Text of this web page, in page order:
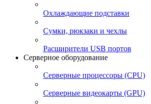
Охлаждающие подставки
Сумки, рюкзаки и чехлы
Расширители USB портов
Серверное оборудование
Серверные процессоры (CPU)
Серверные видеокарты (GPU)